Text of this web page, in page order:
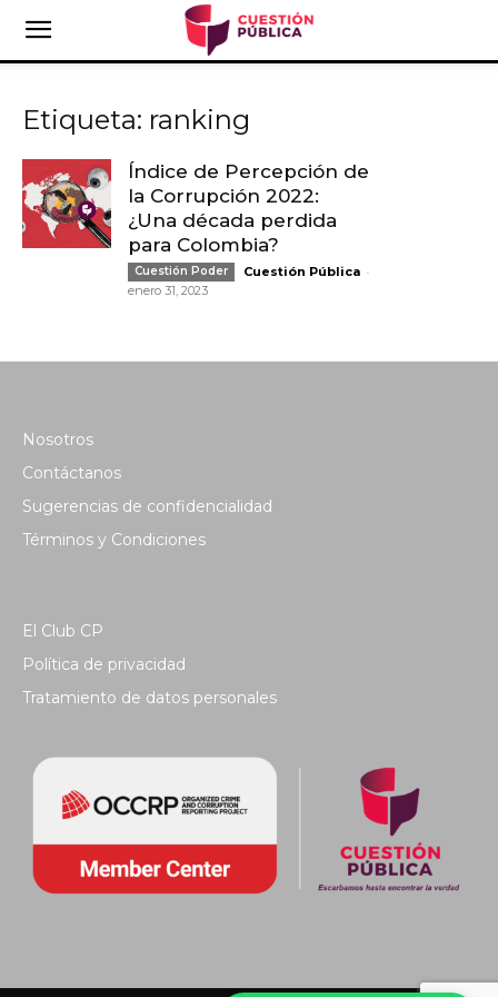
Etiqueta: ranking
Índice de Percepción de
la Corrupción 2022:
¿Una década perdida
para Colombia?
Cuestión Poder Cuestión Pública -
enero 31, 2023
Nosotros
Contáctanos
Sugerencias de confidencialidad
Términos y Condiciones
El Club CP
Política de privacidad
Tratamiento de datos personales